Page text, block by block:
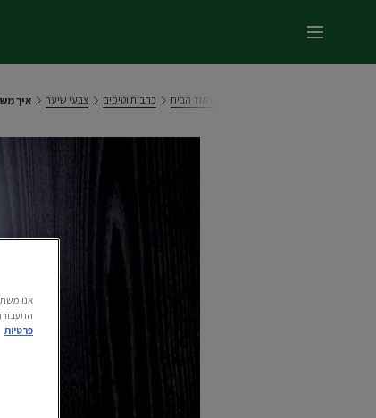
תפריט ראשי
עמוד הבית כתבות וטיפים צבעי שיער איך משיגים
פרטיות